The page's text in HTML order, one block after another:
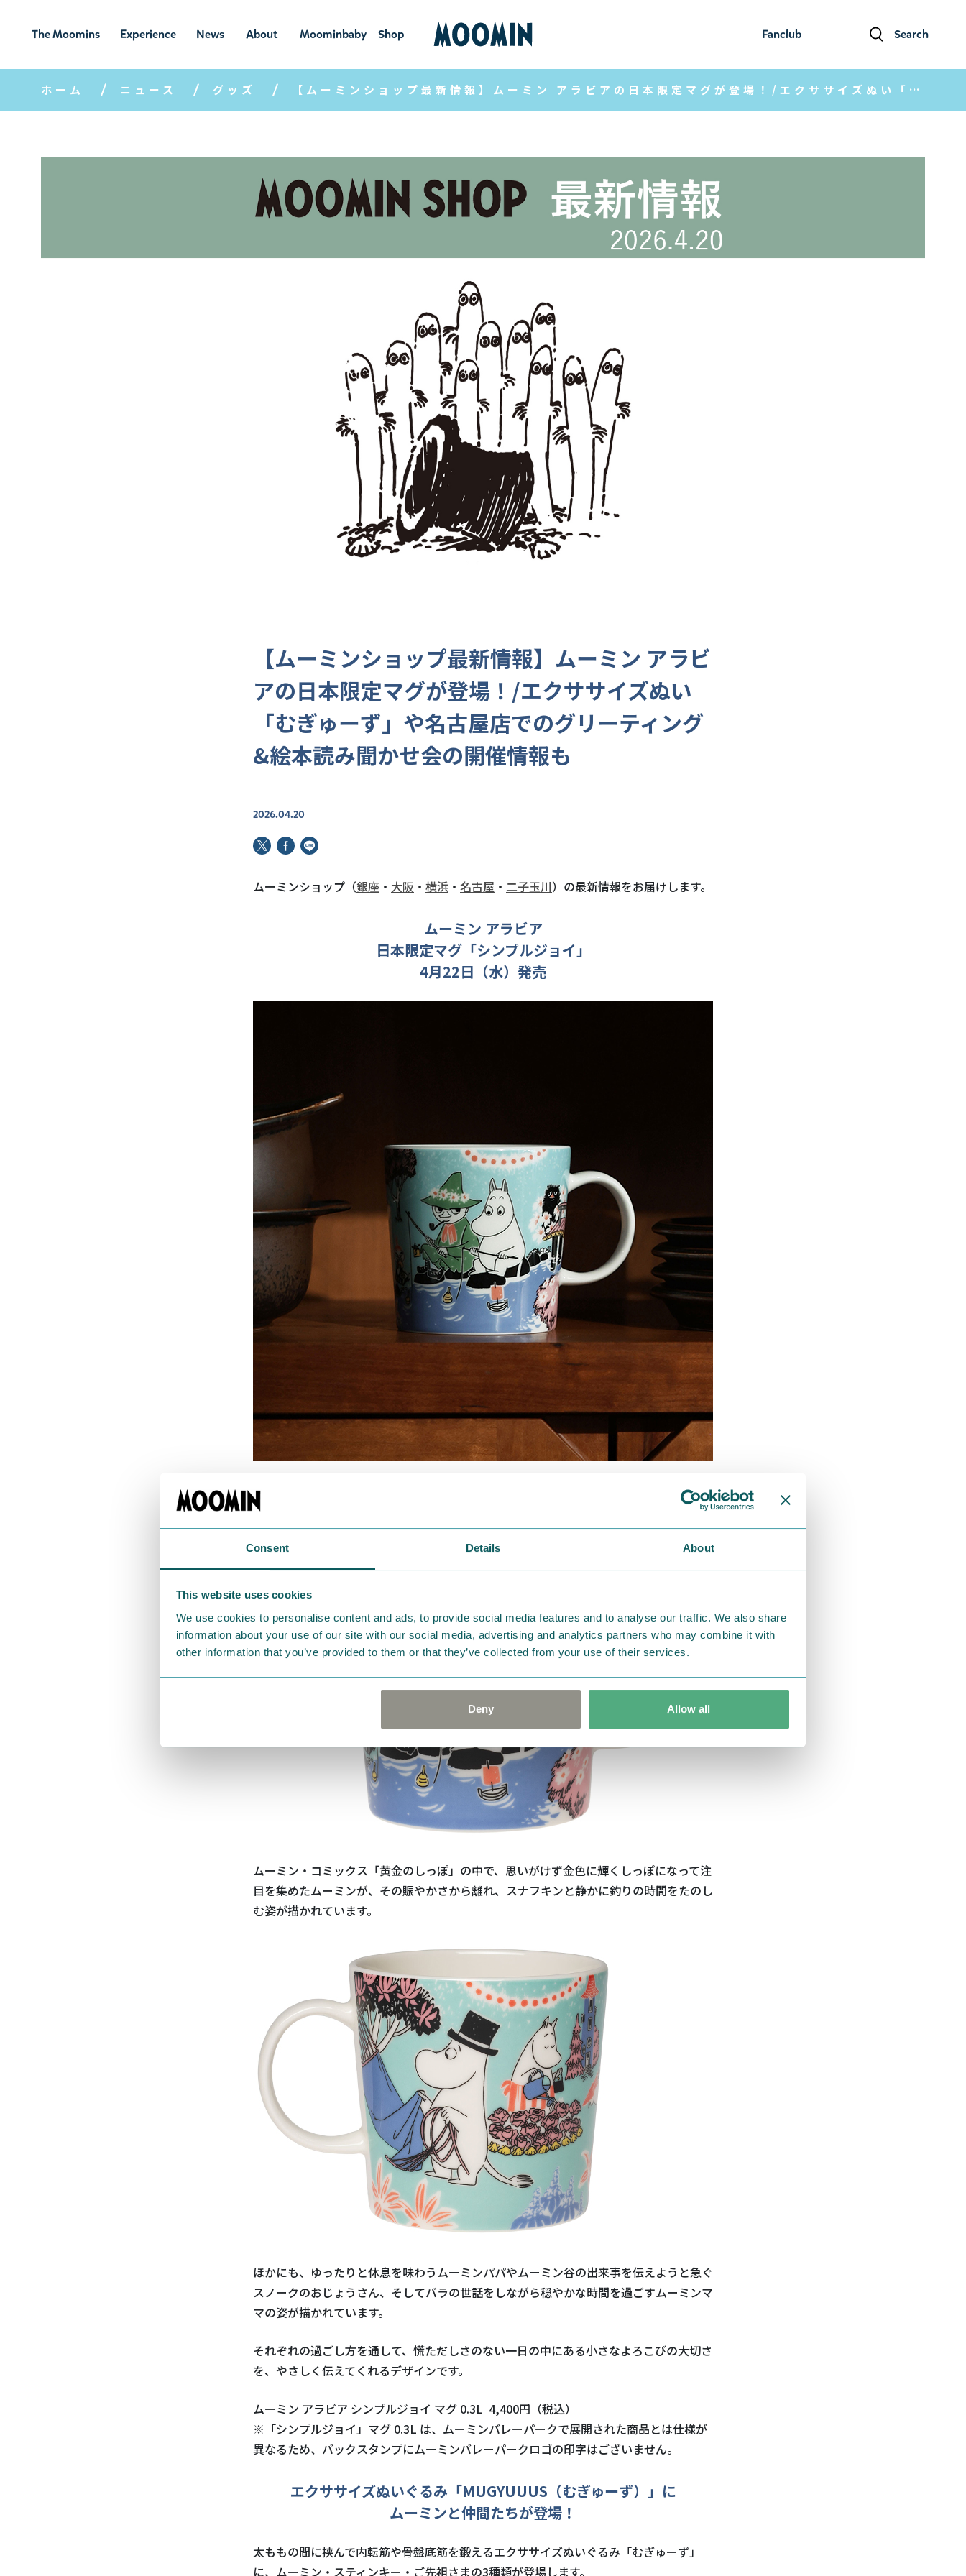
Consent Details About
This website uses cookies
We use cookies to personalise content and ads, to provide social media features and to analyse our traffic. We also share
information about your use of our site with our social media, advertising and analytics partners who may combine it with
other information that you’ve provided to them or that they’ve collected from your use of their services.
Deny Allow all
Fanclub Search
The Moomins
ムーミンの
世界
Experience
ムーミンの世
界を楽しむ
News
ニュ
ース
About
ムーミン
について
Moominbaby
ムーミンベ
ビー
Shop
ショ
ップ
ホーム ニュース グッズ 【ムーミンショップ最新情報】ムーミン アラビアの日本限定マグが登場！/エクササイズぬい「むぎゅーず」や名古屋店でのグリーティング&絵本読み聞かせ会の開催情報も
【ムーミンショップ最新情報】ムーミン アラビ
アの日本限定マグが登場！/エクササイズぬい
「むぎゅーず」や名古屋店でのグリーティング
&絵本読み聞かせ会の開催情報も
2026.04.20
ムーミンショップ（銀座 ・ 大阪 ・ 横浜 ・ 名古屋 ・ 二子玉川）の最新情報をお届けします。
ムーミン アラビア
日本限定マグ「シンプルジョイ」
4月22日（水）発売
ムーミンバレーパーク オリジナルのムーミン アラビア マグ 2026「シンプルジョイ」の
カラーバリエーションとして、ブルーのカラーで彩られたマグが登場します。
ムーミン・コミックス「黄金のしっぽ」の中で、思いがけず金色に輝くしっぽになって注
目を集めたムーミンが、その賑やかさから離れ、スナフキンと静かに釣りの時間をたのし
む姿が描かれています。
ほかにも、ゆったりと休息を味わうムーミンパパやムーミン谷の出来事を伝えようと急ぐ
スノークのおじょうさん、そしてバラの世話をしながら穏やかな時間を過ごすムーミンマ
マの姿が描かれています。
それぞれの過ごし方を通して、慌ただしさのない一日の中にある小さなよろこびの大切さ
を、やさしく伝えてくれるデザインです。
ムーミン アラビア シンプルジョイ マグ 0.3L 4,400円（税込）
※「シンプルジョイ」マグ 0.3L は、ムーミンバレーパークで展開された商品とは仕様が
異なるため、バックスタンプにムーミンバレーパークロゴの印字はございません。
エクササイズぬいぐるみ「MUGYUUUS（むぎゅーず）」に
ムーミンと仲間たちが登場！
太ももの間に挟んで内転筋や骨盤底筋を鍛えるエクササイズぬいぐるみ「むぎゅーず」
に、ムーミン・スティンキー・ご先祖さまの3種類が登場します。